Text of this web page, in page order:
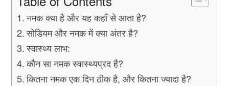
नमक क्या है और यह कहाँ से आता है?
सोडियम और नमक में क्या अंतर है?
स्वास्थ्य लाभ:
कौन सा नमक स्वास्थ्यप्रद है?
कितना नमक एक दिन ठीक है, और कितना ज्यादा है?